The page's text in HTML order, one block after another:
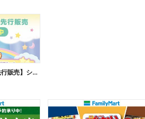
【ファミマオンライン先行販売】シルバニアファミリー